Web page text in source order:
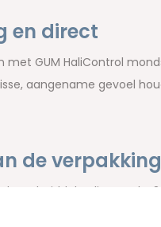
en direct
met GUM HaliControl
aangename gevoel
de
HaliControl -